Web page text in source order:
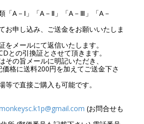
「A－Ⅰ」「A－Ⅱ」「A－Ⅲ」「A－
お申し込み、ご送金をお願いいたしま
をメールにて返信いたします。
との引換証とさせて頂きます。
その旨メールに明記いただき、
価格に送料200円を加えてご送金下さ
等で直接ご購入も可能です。
(お問合せも